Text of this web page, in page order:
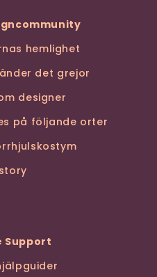
hemlighet
det grejor
designer
på följande orter
Support